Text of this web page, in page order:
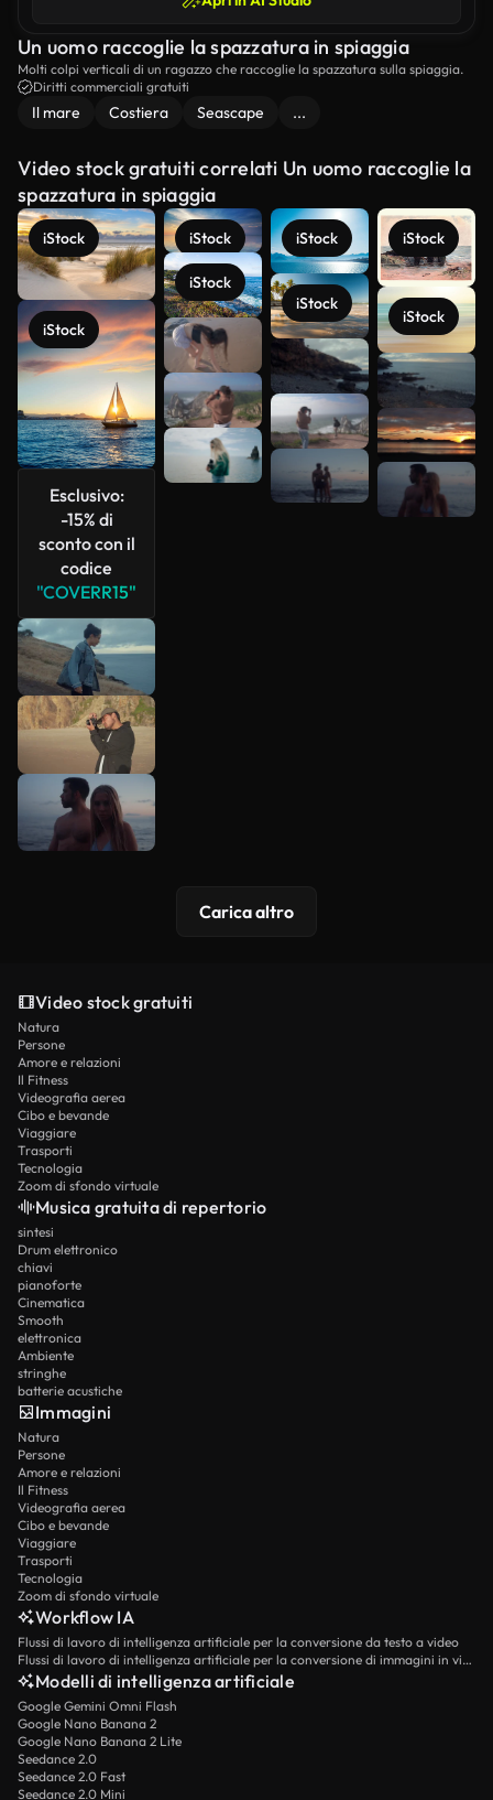
Un uomo raccoglie la spazzatura in spiaggia
Molti colpi verticali di un ragazzo che raccoglie la spazzatura sulla spiaggia.
Diritti commerciali gratuiti
Il mare Costiera Seascape ...
Video stock gratuiti correlati Un uomo raccoglie la
spazzatura in spiaggia
iStock
iStock
Esclusivo:
-15% di
sconto con il
codice
"COVERR15"
iStock
iStock
iStock
iStock
iStock
iStock
Scopri di
più
Carica altro
Video stock gratuiti
Natura
Persone
Amore e relazioni
Il Fitness
Videografia aerea
Cibo e bevande
Viaggiare
Trasporti
Tecnologia
Zoom di sfondo virtuale
Musica gratuita di repertorio
sintesi
Drum elettronico
chiavi
pianoforte
Cinematica
Smooth
elettronica
Ambiente
stringhe
batterie acustiche
Immagini
Natura
Persone
Amore e relazioni
Il Fitness
Videografia aerea
Cibo e bevande
Viaggiare
Trasporti
Tecnologia
Zoom di sfondo virtuale
Workflow IA
Flussi di lavoro di intelligenza artificiale per la conversione da testo a video
Flussi di lavoro di intelligenza artificiale per la conversione di immagini in video
Modelli di intelligenza artificiale
Google Gemini Omni Flash
Google Nano Banana 2
Google Nano Banana 2 Lite
Seedance 2.0
Seedance 2.0 Fast
Seedance 2.0 Mini